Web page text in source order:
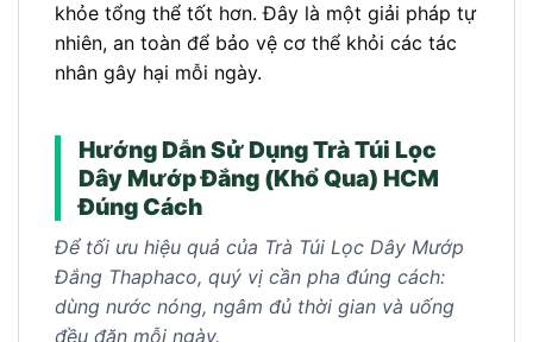
khỏe tổng thể tốt hơn. Đây là một giải pháp tự
nhiên, an toàn để bảo vệ cơ thể khỏi các tác
nhân gây hại mỗi ngày.
Hướng Dẫn Sử Dụng Trà Túi Lọc
Dây Mướp Đắng (Khổ Qua) HCM
Đúng Cách
Để tối ưu hiệu quả của Trà Túi Lọc Dây Mướp
Đắng Thaphaco, quý vị cần pha đúng cách:
dùng nước nóng, ngâm đủ thời gian và uống
đều đặn mỗi ngày.